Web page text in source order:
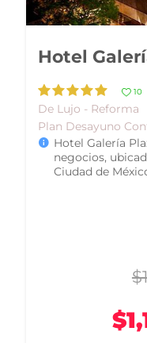
Hotel El
De Lujo -
Plan Solo
Hotel El
ubicado a